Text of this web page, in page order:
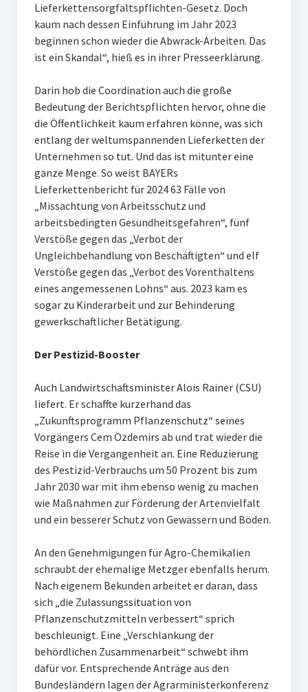
Lieferkettensorgfaltspflichten-Gesetz. Doch
kaum nach dessen Einführung im Jahr 2023
beginnen schon wieder die Abwrack-Arbeiten. Das
ist ein Skandal“, hieß es in ihrer Presseerklärung.
Darin hob die Coordination auch die große
Bedeutung der Berichtspflichten hervor, ohne die
die Öffentlichkeit kaum erfahren könne, was sich
entlang der weltumspannenden Lieferketten der
Unternehmen so tut. Und das ist mitunter eine
ganze Menge. So weist BAYERs
Lieferkettenbericht für 2024 63 Fälle von
„Missachtung von Arbeitsschutz und
arbeitsbedingten Gesundheitsgefahren“, fünf
Verstöße gegen das „Verbot der
Ungleichbehandlung von Beschäftigten“ und elf
Verstöße gegen das „Verbot des Vorenthaltens
eines angemessenen Lohns“ aus. 2023 kam es
sogar zu Kinderarbeit und zur Behinderung
gewerkschaftlicher Betätigung.
Der Pestizid-Booster
Auch Landwirtschaftsminister Alois Rainer (CSU)
liefert. Er schaffte kurzerhand das
„Zukunftsprogramm Pflanzenschutz“ seines
Vorgängers Cem Özdemirs ab und trat wieder die
Reise in die Vergangenheit an. Eine Reduzierung
des Pestizid-Verbrauchs um 50 Prozent bis zum
Jahr 2030 war mit ihm ebenso wenig zu machen
wie Maßnahmen zur Förderung der Artenvielfalt
und ein besserer Schutz von Gewässern und Böden.
An den Genehmigungen für Agro-Chemikalien
schraubt der ehemalige Metzger ebenfalls herum.
Nach eigenem Bekunden arbeitet er daran, dass
sich „die Zulassungssituation von
Pflanzenschutzmitteln verbessert“ sprich
beschleunigt. Eine „Verschlankung der
behördlichen Zusammenarbeit“ schwebt ihm
dafür vor. Entsprechende Anträge aus den
Bundesländern lagen der Agrarministerkonferenz